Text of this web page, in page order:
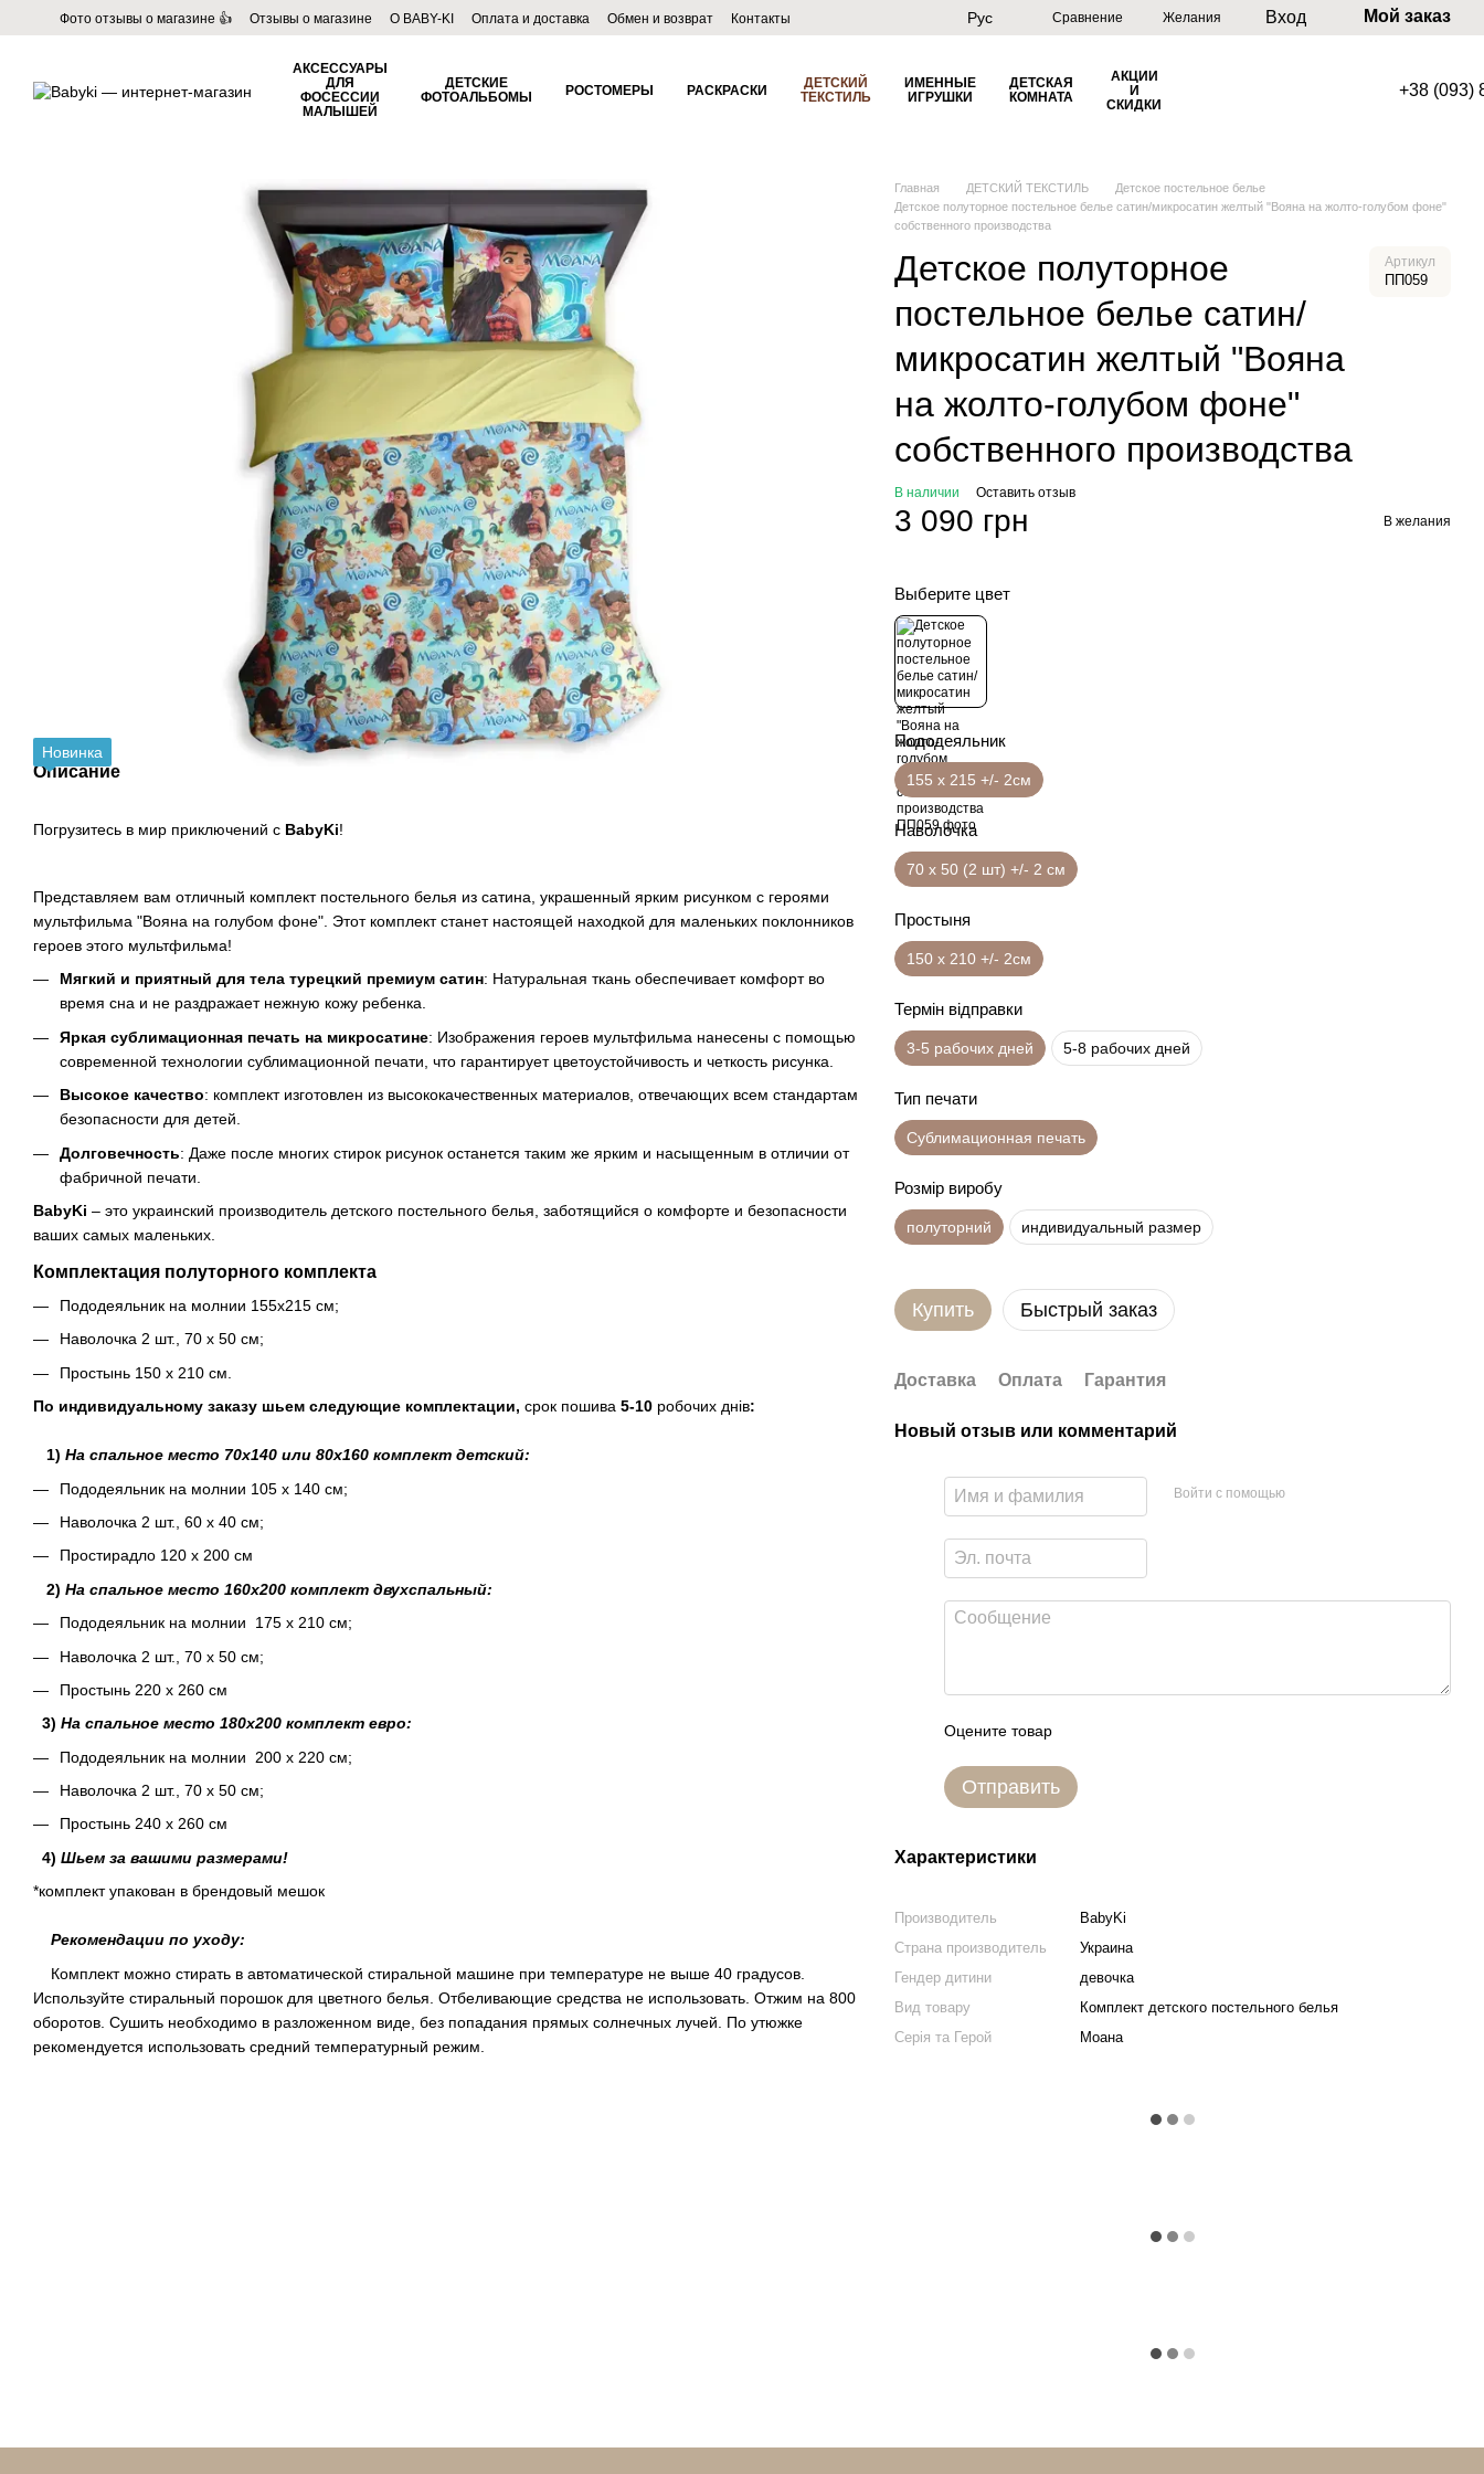
Перейти к основному контенту
Фото отзывы о магазине 👍 Отзывы о магазине О BABY-KI Оплата и доставка Обмен и возврат
Контакты
Пользовательское соглашение
Договор публичной оферты Блог
Рус Сравнение Желания Вход Мой заказ
АКСЕССУАРЫ
ДЛЯ
ФОСЕССИИ
МАЛЫШЕЙ
ДЕТСКИЕ
ФОТОАЛЬБОМЫ
РОСТОМЕРЫ РАСКРАСКИ
ДЕТСКИЙ
ТЕКСТИЛЬ
ИМЕННЫЕ
ИГРУШКИ
ДЕТСКАЯ
КОМНАТА
АКЦИИ
И
СКИДКИ
+38 (093)
Новинка
Описание
Погрузитесь в мир приключений с BabyKi!
Представляем вам отличный комплект постельного белья из сатина, украшенный ярким рисунком с героями
мультфильма "Вояна на голубом фоне". Этот комплект станет настоящей находкой для маленьких поклонников
героев этого мультфильма!
Мягкий и приятный для тела турецкий премиум сатин: Натуральная ткань обеспечивает комфорт во
время сна и не раздражает нежную кожу ребенка.
Яркая сублимационная печать на микросатине: Изображения героев мультфильма нанесены с помощью
современной технологии сублимационной печати, что гарантирует цветоустойчивость и четкость рисунка.
Высокое качество: комплект изготовлен из высококачественных материалов, отвечающих всем стандартам
безопасности для детей.
Долговечность: Даже после многих стирок рисунок останется таким же ярким и насыщенным в отличии от
фабричной печати.
BabyKi – это украинский производитель детского постельного белья, заботящийся о комфорте и безопасности
ваших самых маленьких.
Комплектация полуторного комплекта
Пододеяльник на молнии 155х215 см;
Наволочка 2 шт., 70 х 50 см;
Простынь 150 х 210 см.
По индивидуальному заказу шьем следующие комплектации, срок пошива 5-10 робочих днів:
1) На спальное место 70х140 или 80х160 комплект детский:
Пододеяльник на молнии 105 х 140 см;
Наволочка 2 шт., 60 х 40 см;
Простирадло 120 х 200 см
2) На спальное место 160х200 комплект двухспальный:
Пододеяльник на молнии 175 х 210 см;
Наволочка 2 шт., 70 х 50 см;
Простынь 220 х 260 см
3) На спальное место 180х200 комплект евро:
Пододеяльник на молнии 200 х 220 см;
Наволочка 2 шт., 70 х 50 см;
Простынь 240 х 260 см
4) Шьем за вашими размерами!
*комплект упакован в брендовый мешок
Рекомендации по уходу:
Комплект можно стирать в автоматической стиральной машине при температуре не выше 40 градусов.
Используйте стиральный порошок для цветного белья. Отбеливающие средства не использовать. Отжим на 800
оборотов. Сушить необходимо в разложенном виде, без попадания прямых солнечных лучей. По утюжке
рекомендуется использовать средний температурный режим.
Главная ДЕТСКИЙ ТЕКСТИЛЬ
Детское постельное белье
Детское полуторное постельное белье сатин/микросатин желтый "Вояна на жолто-голубом фоне"
собственного производства
Детское полуторное
постельное белье сатин/
микросатин желтый "Вояна
на жолто-голубом фоне"
собственного производства
Артикул
ПП059
В наличии Оставить отзыв
3 090 грн В желания
Выберите цвет
Пододеяльник
155 х 215 +/- 2см
Наволочка
70 х 50 (2 шт) +/- 2 см
Простыня
150 х 210 +/- 2см
Термін відправки
3-5 рабочих дней 5-8 рабочих дней
Тип печати
Сублимационная печать
Розмір виробу
полуторний индивидуальный размер
Купить Быстрый заказ
Доставка Оплата Гарантия
Новый отзыв или комментарий
Войти с помощью
Оцените товар
Отправить
Характеристики
Производитель
BabyKi
Страна производитель
Украина
Гендер дитини
девочка
Вид товару
Комплект детского постельного белья
Серія та Герой
Моана